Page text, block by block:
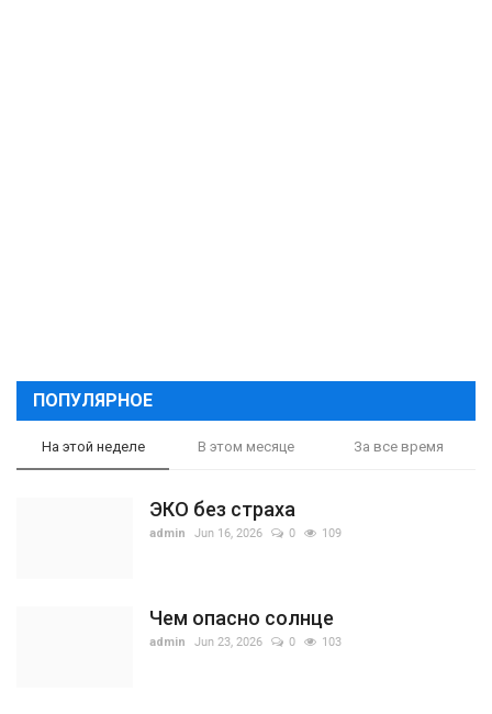
ПОПУЛЯРНОЕ
На этой неделе В этом месяце За все время
ЭКО без страха
admin Jun 16, 2026 0 109
Чем опасно солнце
admin Jun 23, 2026 0 103